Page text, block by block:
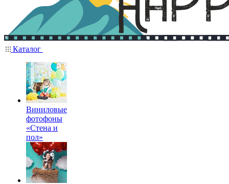
Каталог
Виниловые
фотофоны
«Стена и
пол»